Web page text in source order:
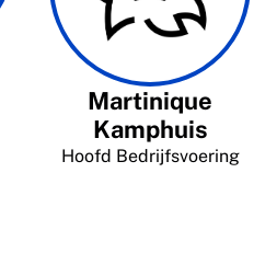
Martinique
Kamphuis
Hoofd Bedrijfsvoering